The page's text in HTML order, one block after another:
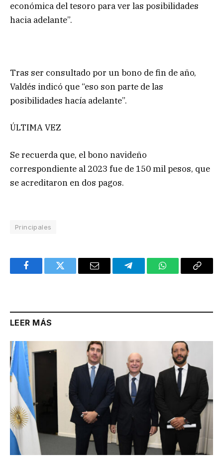
económica del tesoro para ver las posibilidades
hacia adelante”.
Tras ser consultado por un bono de fin de año,
Valdés indicó que “eso son parte de las
posibilidades hacía adelante”.
ÚLTIMA VEZ
Se recuerda que, el bono navideño
correspondiente al 2023 fue de 150 mil pesos, que
se acreditaron en dos pagos.
Principales
FacebookTwitter Email TelegramWhatsAppCopy
LEER MÁS